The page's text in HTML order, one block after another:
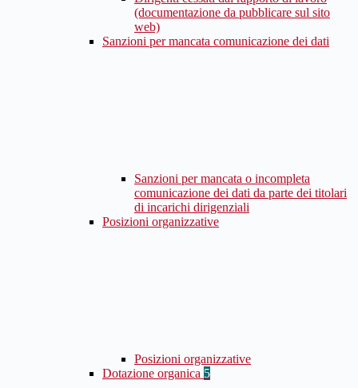
(documentazione da pubblicare sul sito
web)
Sanzioni per mancata comunicazione dei dati
Sanzioni per mancata o incompleta
comunicazione dei dati da parte dei titolari
di incarichi dirigenziali
Posizioni organizzative
Posizioni organizzative
Dotazione organica 5